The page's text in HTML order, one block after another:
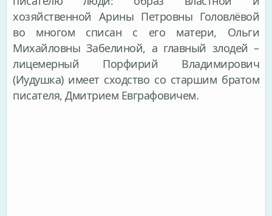
хозяйственной Арины Петровны Головлёвой
во многом списан с его матери, Ольги
Михайловны Забелиной, а главный злодей –
лицемерный Порфирий Владимирович
(Иудушка) имеет сходство со старшим братом
писателя, Дмитрием Евграфовичем.